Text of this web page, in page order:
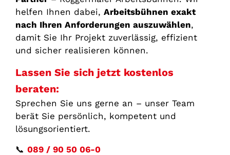
helfen Ihnen dabei, Arbeitsbühnen exakt
nach Ihren Anforderungen auszuwählen,
damit Sie Ihr Projekt zuverlässig, effizient
und sicher realisieren können.
Lassen Sie sich jetzt kostenlos
beraten:
Sprechen Sie uns gerne an – unser Team
berät Sie persönlich, kompetent und
lösungsorientiert.
📞 089 / 90 50 06-0